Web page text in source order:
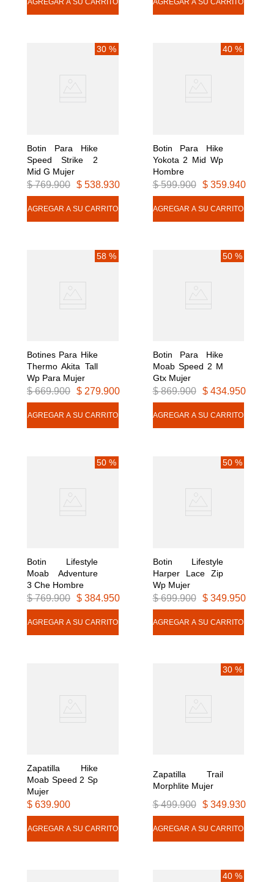
30 %
Botin Para Hike
Speed Strike 2
Mid G Mujer
$ 769.900 $ 538.930
40 %
Botin Para Hike
Yokota 2 Mid Wp
Hombre
$ 599.900 $ 359.940
58 %
Botines Para Hike
Thermo Akita Tall
Wp Para Mujer
$ 669.900 $ 279.900
50 %
Botin Para Hike
Moab Speed 2 M
Gtx Mujer
$ 869.900 $ 434.950
50 %
Botin Lifestyle
Moab Adventure
3 Che Hombre
$ 769.900 $ 384.950
50 %
Botin Lifestyle
Harper Lace Zip
Wp Mujer
$ 699.900 $ 349.950
Zapatilla Hike
Moab Speed 2 Sp
Mujer
$ 639.900
30 %
Zapatilla Trail
Morphlite Mujer
$ 499.900 $ 349.930
40 %